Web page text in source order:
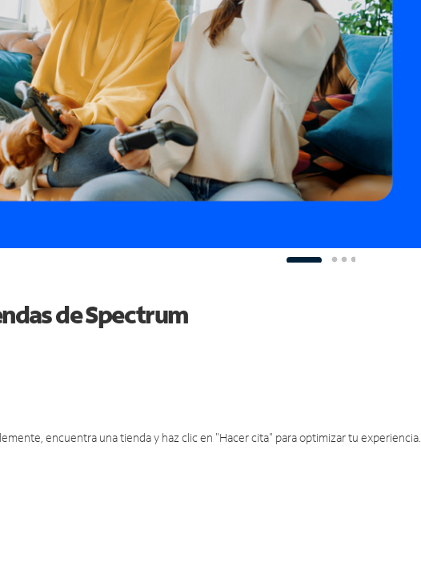
de Spectrum
encuentra una tienda y haz clic en "Hacer cita" para optimizar tu experiencia.